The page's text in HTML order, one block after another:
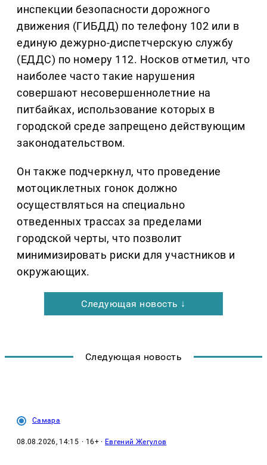
инспекции безопасности дорожного
движения (ГИБДД) по телефону 102 или в
единую дежурно-диспетчерскую службу
(ЕДДС) по номеру 112. Носков отметил, что
наиболее часто такие нарушения
совершают несовершеннолетние на
питбайках, использование которых в
городской среде запрещено действующим
законодательством.
Он также подчеркнул, что проведение
мотоциклетных гонок должно
осуществляться на специально
отведенных трассах за пределами
городской черты, что позволит
минимизировать риски для участников и
окружающих.
Следующая новость ↓
Следующая новость
Самара
08.08.2026, 14:15 · 16+ · Евгений Жегулов